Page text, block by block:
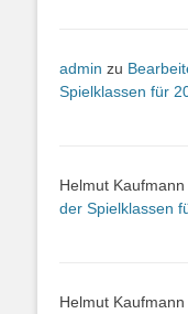
admin zu
Spielklassen für
Helmut Kaufmann
der Spielklassen
Helmut Kaufmann